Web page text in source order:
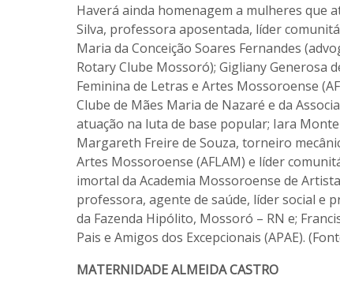
Haverá ainda homenagem a mulheres que
Silva, professora aposentada, líder
Maria da Conceição Soares Fernandes
Rotary Clube Mossoró); Gigliany Generosa
Feminina de Letras e Artes Mossoroense
Clube de Mães Maria de Nazaré e da
atuação na luta de base popular; Iara
Margareth Freire de Souza, torneiro
Artes Mossoroense (AFLAM) e líder
imortal da Academia Mossoroense de
professora, agente de saúde, líder social e
da Fazenda Hipólito, Mossoró – RN e;
Pais e Amigos dos Excepcionais (APAE).
MATERNIDADE ALMEIDA CASTRO